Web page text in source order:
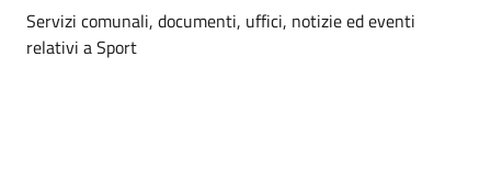
Dettagli dell'argomento
Servizi comunali, documenti, uffici, notizie ed eventi
relativi a Sport